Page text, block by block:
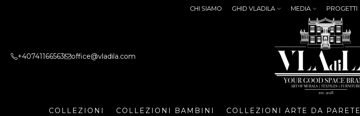
CHI SIAMO GHID VLADILA MEDIA PROGETTI
+40741166563 office@vladila.com
COLLEZIONI COLLEZIONI BAMBINI COLLEZIONI ARTE DA PARETE